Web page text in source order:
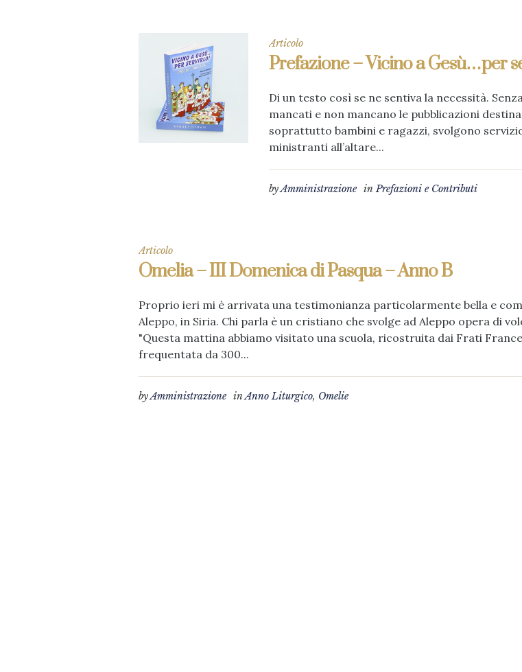
Articolo
Prefazione – Vicino a Gesù…per
Di un testo così se ne sentiva la necessità.
mancati e non mancano le pubblicazioni
soprattutto bambini e ragazzi, svolgono
ministranti all’altare...
byAmministrazione inPrefazioni e Contributi
Articolo
Omelia – III Domenica di Pasqua – Anno B
Proprio ieri mi è arrivata una testimonianza particolarmente bella e
Aleppo, in Siria. Chi parla è un cristiano che svolge ad Aleppo opera di
"Questa mattina abbiamo visitato una scuola, ricostruita dai Frati
frequentata da 300...
byAmministrazione inAnno Liturgico, Omelie